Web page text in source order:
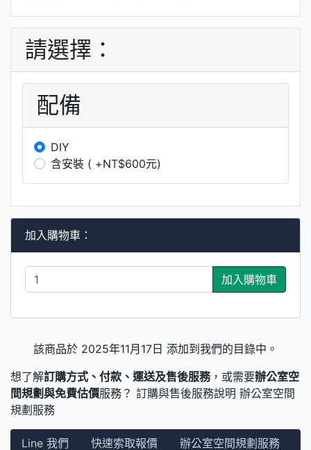
請選擇：
配備
DIY
含安裝 ( +NT$600元)
加入購物車：
加入購物車
該商品於 2025年11月17日 添加到我們的目錄中。
想了解訂購方式、付款、運送及售後服務，或需要辦公室空
間規劃與免費估價服務？ 訂購與售後服務說明 辦公室空間
規劃服務
Line 我們 快速索取報價 辦公室空間規劃服務